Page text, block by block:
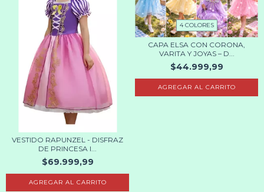
VESTIDO RAPUNZEL - DISFRAZ
DE PRINCESA I...
$69.999,99
AGREGAR AL CARRITO
4 COLORES
CAPA ELSA CON CORONA,
VARITA Y JOYAS – D...
$44.999,99
AGREGAR AL CARRITO